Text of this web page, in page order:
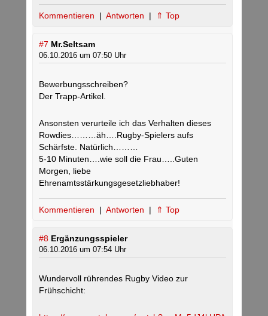
Kommentieren | Antworten | ⇑ Top
#7 Mr.Seltsam
06.10.2016 um 07:50 Uhr
Bewerbungsschreiben?
Der Trapp-Artikel.
Ansonsten verurteile ich das Verhalten dieses
Rowdies………äh….Rugby-Spielers aufs
Schärfste. Natürlich………
5-10 Minuten….wie soll die Frau…..Guten
Morgen, liebe
Ehrenamtsstärkungsgesetzliebhaber!
Kommentieren | Antworten | ⇑ Top
#8 Ergänzungsspieler
06.10.2016 um 07:54 Uhr
Wundervoll rührendes Rugby Video zur
Frühschicht: